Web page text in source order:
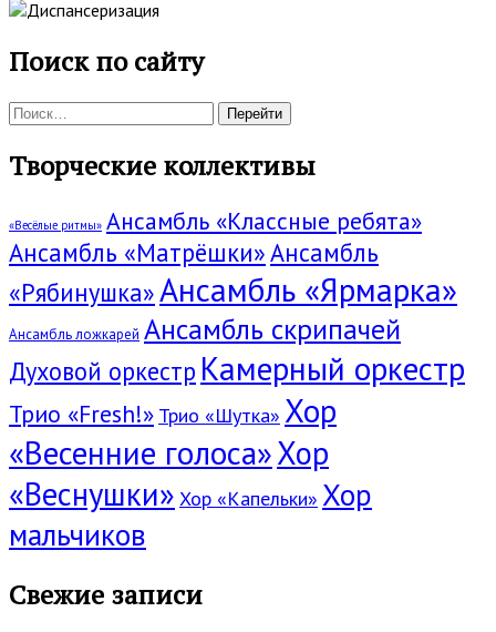
Поиск по сайту
Поиск:
Творческие коллективы
«Весёлые ритмы» Ансамбль «Классные ребята»
Ансамбль «Матрёшки»Ансамбль
«Рябинушка»Ансамбль «Ярмарка»
Ансамбль ложкарей Ансамбль скрипачей
Духовой оркестр Камерный оркестр
Трио «Fresh!» Трио «Шутка» Хор
«Весенние голоса»Хор
«Веснушки» Хор «Капельки» Хор
мальчиков
Свежие записи